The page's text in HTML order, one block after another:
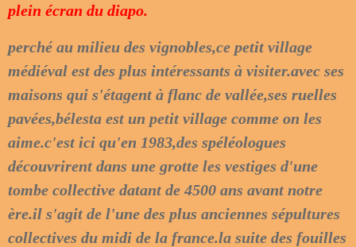
plein écran du diapo.
perché au milieu des vignobles,ce petit village
médiéval est des plus intéressants à visiter.avec ses
maisons qui s'étagent à flanc de vallée,ses ruelles
pavées,bélesta est un petit village comme on les
aime.c'est ici qu'en 1983,des spéléologues
découvrirent dans une grotte les vestiges d'une
tombe collective datant de 4500 ans avant notre
ère.il s'agit de l'une des plus anciennes sépultures
collectives du midi de la france.la suite des fouilles